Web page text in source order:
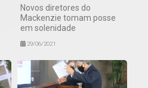
Novos diretores do
Mackenzie tomam posse
em solenidade
29/06/2021